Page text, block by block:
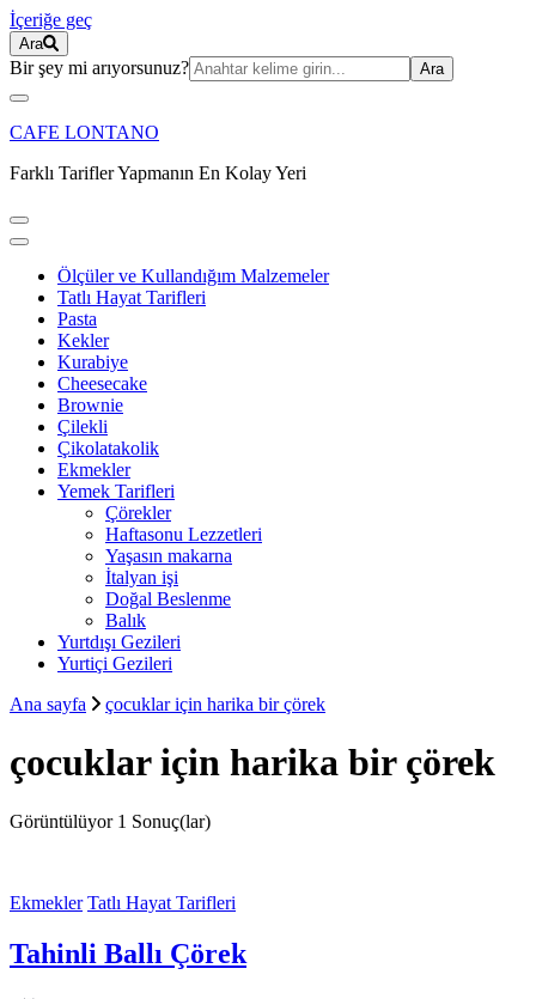
İçeriğe geç
Ara
Ara:
Bir şey mi arıyorsunuz?
CAFE LONTANO
Farklı Tarifler Yapmanın En Kolay Yeri
Ölçüler ve Kullandığım Malzemeler
Tatlı Hayat Tarifleri
Pasta
Kekler
Kurabiye
Cheesecake
Brownie
Çilekli
Çikolatakolik
Ekmekler
Yemek Tarifleri
Çörekler
Haftasonu Lezzetleri
Yaşasın makarna
İtalyan işi
Doğal Beslenme
Balık
Yurtdışı Gezileri
Yurtiçi Gezileri
Ana sayfa
çocuklar için harika bir çörek
çocuklar için harika bir çörek
Görüntülüyor 1 Sonuç(lar)
Ekmekler Tatlı Hayat Tarifleri
Tahinli Ballı Çörek